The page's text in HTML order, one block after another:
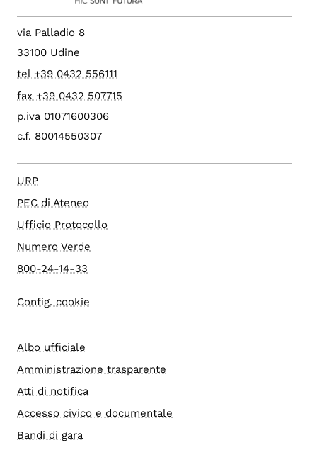
via Palladio 8
33100 Udine
tel +39 0432 556111
fax +39 0432 507715
p.iva 01071600306
c.f. 80014550307
URP
PEC di Ateneo
Ufficio Protocollo
Numero Verde
800-24-14-33
Config. cookie
Albo ufficiale
Amministrazione trasparente
Atti di notifica
Accesso civico e documentale
Bandi di gara